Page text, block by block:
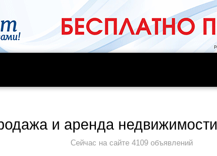
и аренда
Сейчас на сайте 4109 объявлений